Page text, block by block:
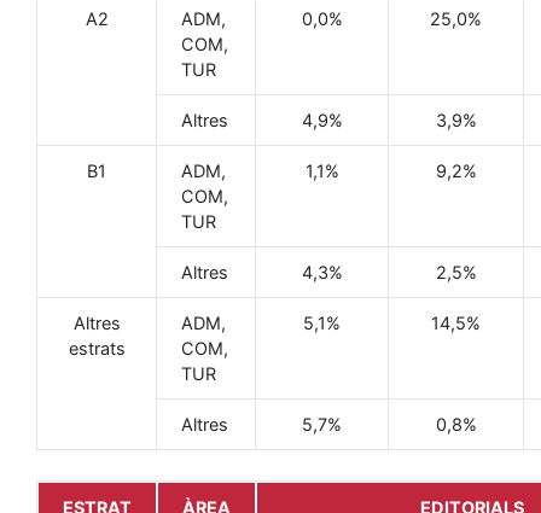
A2
ADM,
COM,
TUR
0,0% 25,0%
Altres 4,9% 3,9%
B1
ADM,
COM,
TUR
1,1% 9,2%
Altres 4,3% 2,5%
Altres
estrats
ADM,
COM,
TUR
5,1% 14,5%
Altres 5,7% 0,8%
ESTRAT ÀREA EDITORIALS